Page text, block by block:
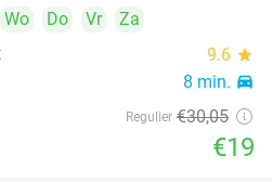
Wo Do Vr
Za
9.6 star
8 min. directions_car
Regulier €30,05
€19